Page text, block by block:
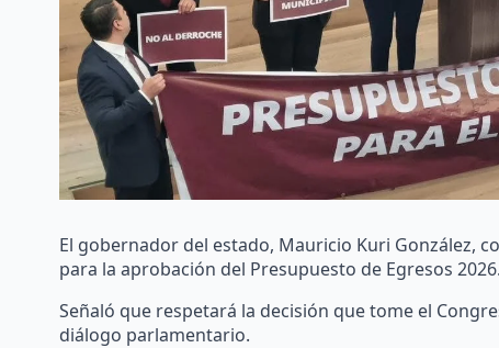
El gobernador del estado, Mauricio Kuri González,
para la aprobación del Presupuesto de Egresos 2026.
Señaló que respetará la decisión que tome el
diálogo parlamentario.